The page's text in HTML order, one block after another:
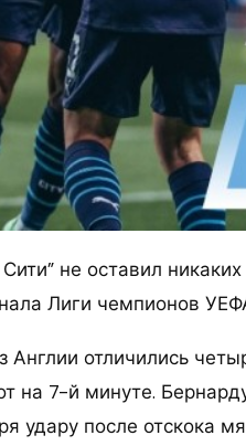
не оставил
Лиги чемпионов
Англии отличились
на 7-й минуте.
удару после отскока